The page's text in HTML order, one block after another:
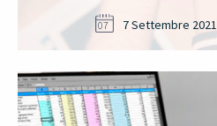
07 7 Settembre 2021